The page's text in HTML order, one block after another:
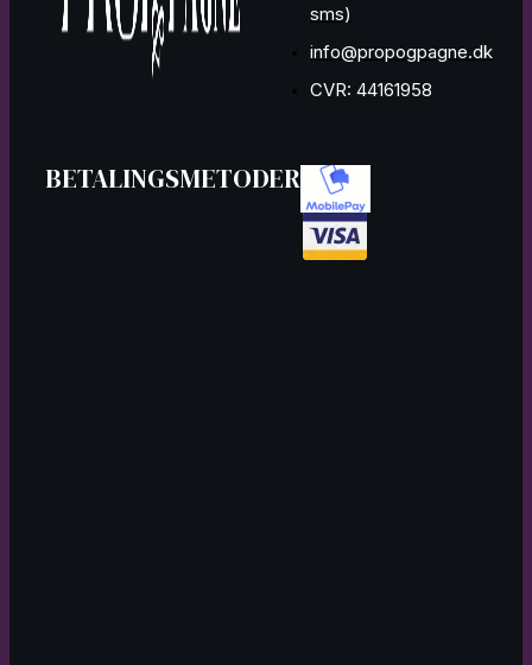
sms)
info@propogpagne.dk
CVR: 44161958
BETALINGSMETODER